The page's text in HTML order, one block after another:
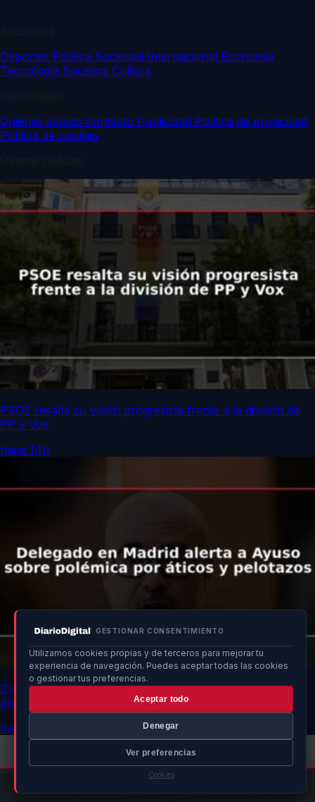
GESTIONAR CONSENTIMIENTO
Utilizamos cookies propias y de terceros para mejorar tu
experiencia de navegación. Puedes aceptar todas las cookies
o gestionar tus preferencias.
Aceptar todo
Denegar
Ver preferencias
Cookies
Deportes Política Sociedad Internacional Economía
Tecnología Sucesos Cultura
Quiénes somos Contacto Publicidad Política de privacidad
Política de cookies
PSOE resalta su visión progresista frente a la división de
PP y Vox
hace 14h
Delegado en Madrid alerta a Ayuso sobre polémica por
áticos y pelotazos
hace 14h